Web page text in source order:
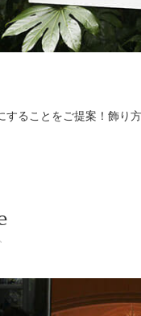
ることをご提案！飾り